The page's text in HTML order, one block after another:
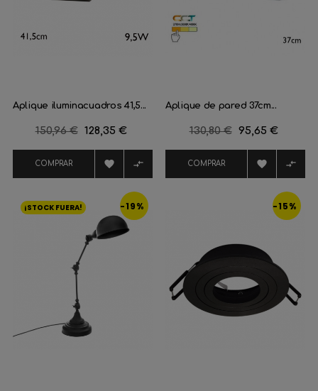
Aplique iluminacuadros 41,5...
Precio
150,96 € Precio
128,35 €
COMPRAR  
Aplique de pared 37cm...
Precio
130,80 € Precio
95,65 €
COMPRAR  
-19%
¡STOCK FUERA! -15%